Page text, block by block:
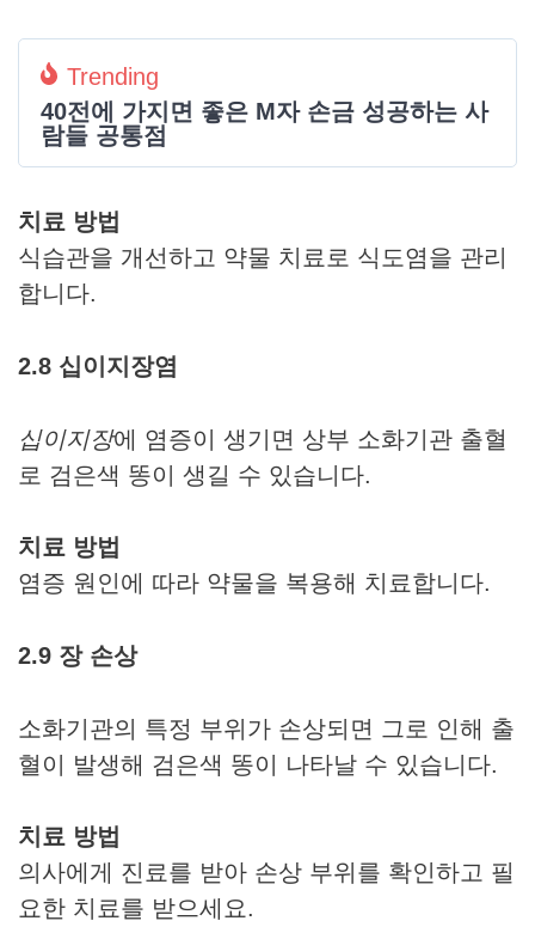
Trending
40전에 가지면 좋은 M자 손금 성공하는 사
람들 공통점
치료 방법
식습관을 개선하고 약물 치료로 식도염을 관리
합니다.
2.8 십이지장염
십이지장에 염증이 생기면 상부 소화기관 출혈
로 검은색 똥이 생길 수 있습니다.
치료 방법
염증 원인에 따라 약물을 복용해 치료합니다.
2.9 장 손상
소화기관의 특정 부위가 손상되면 그로 인해 출
혈이 발생해 검은색 똥이 나타날 수 있습니다.
치료 방법
의사에게 진료를 받아 손상 부위를 확인하고 필
요한 치료를 받으세요.